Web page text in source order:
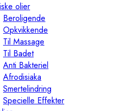
olier
Beroligende
Opkvikkende
Til Massage
Til Badet
Anti Bakteriel
Afrodisiaka
Smertelindring
Specielle Effekter